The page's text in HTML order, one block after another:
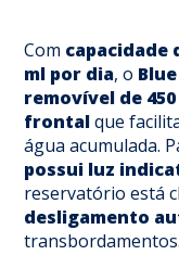
Com capacidade
ml por dia, o
removível de
frontalque
água acumulada.
possui luz
reservatório está
desligamento
transbordamentos.